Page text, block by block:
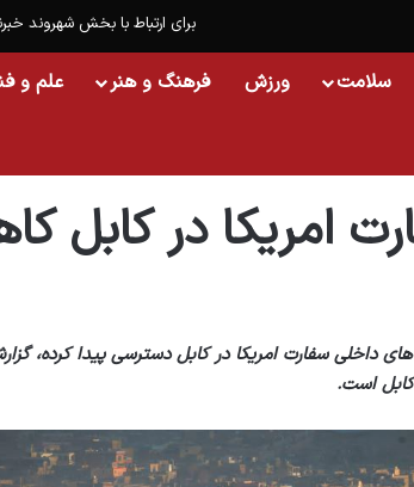
برای ارتباط با بخش شهروند خبرنگار،
سلامت ورزش فرهنگ و هنر علم و
امریکا در کابل
داخلی سفارت امریکا در کابل دسترسی پیدا کرده،
است.